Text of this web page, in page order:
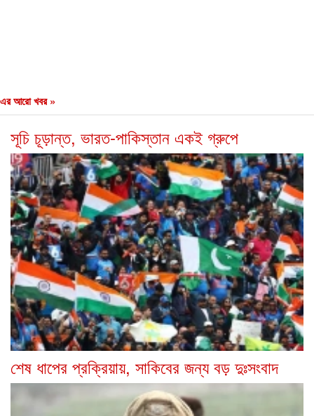
এর আরো খবর »
সূচি চূড়ান্ত, ভারত-পাকিস্তান একই গ্রুপে
শেষ ধাপের প্রক্রিয়ায়, সাকিবের জন্য বড় দুঃসংবাদ